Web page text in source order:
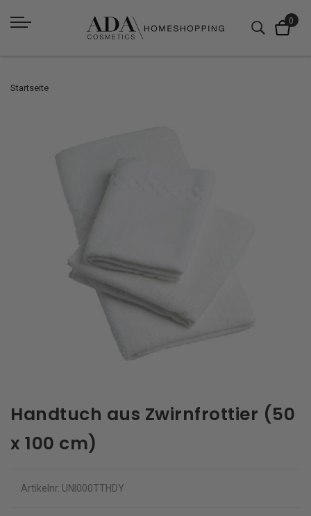
Startseite
Handtuch aus Zwirnfrottier (50
x 100 cm)
Artikelnr. UNI000TTHDY